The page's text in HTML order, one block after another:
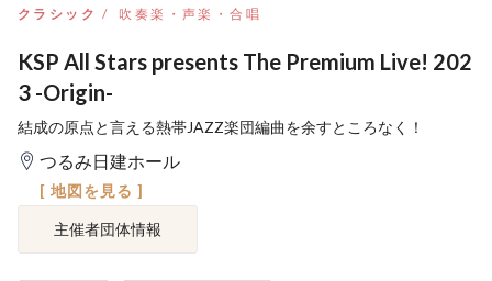
クラシック 吹奏楽・声楽・合唱
KSP All Stars presents The Premium Live! 202
3 -Origin-
結成の原点と言える熱帯JAZZ楽団編曲を余すところなく！
つるみ日建ホール
[ 地図を見る ]
主催者団体情報